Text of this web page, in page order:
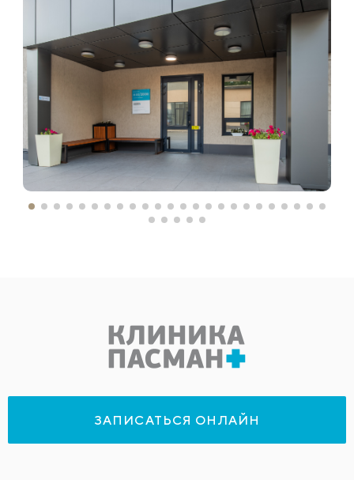
ЗАПИСАТЬСЯ ОНЛАЙН